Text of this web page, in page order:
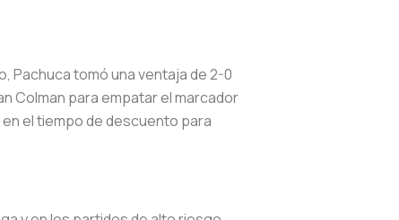
Pachuca tomó una ventaja de 2-0
Colman para empatar el marcador
el tiempo de descuento para